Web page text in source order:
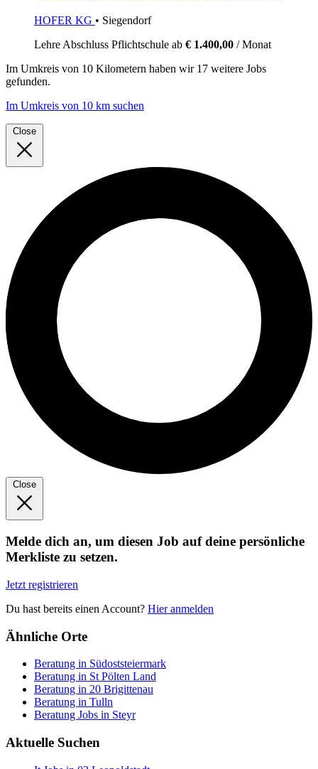
HOFER KG • Siegendorf
LehreAbschluss Pflichtschule ab € 1.400,00 / Monat
Im Umkreis von 10 Kilometern haben wir 17 weitere Jobs
gefunden.
Im Umkreis von 10 km suchen
Close
Close
Melde dich an, um diesen Job auf deine persönliche
Merkliste zu setzen.
Jetzt registrieren
Du hast bereits einen Account? Hier anmelden
Ähnliche Orte
Beratung in Südoststeiermark
Beratung in St Pölten Land
Beratung in 20 Brigittenau
Beratung in Tulln
Beratung Jobs in Steyr
Aktuelle Suchen